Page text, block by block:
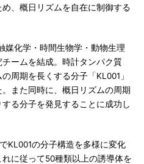
、概日リズムを自在に制御する
化学・時間生物学・動物生理
ームを結成。時計タンパク質
周期を長くする分子「KL001」
また同時に、概日リズムの周期
る分子を発見することに成功し
KL001の分子構造を多様に変化
に従って50種類以上の誘導体を